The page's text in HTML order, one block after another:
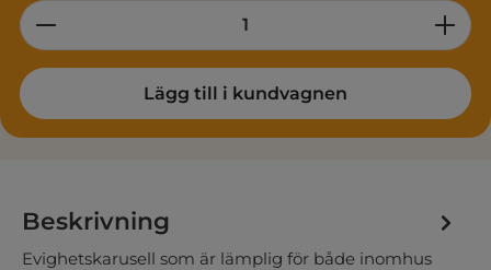
Product Quantity: Enter the desired
Lägg till i kundvagnen
Beskrivning
Evighetskarusell som är lämplig för både inomhus